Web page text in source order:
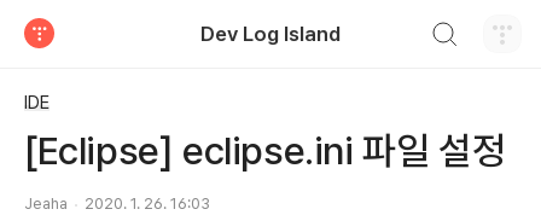
Dev Log Island
IDE
[Eclipse] eclipse.ini 파일 설정
Jeaha 2020. 1. 26. 16:03